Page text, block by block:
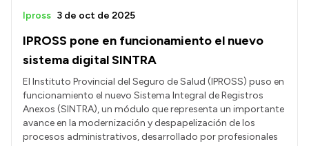
IPROSS pone en funcionamiento el nuevo
sistema digital SINTRA
Ipross 3 de oct de 2025
El Instituto Provincial del Seguro de Salud (IPROSS) puso en
funcionamiento el nuevo Sistema Integral de Registros
Anexos (SINTRA), un módulo que representa un importante
avance en la modernización y despapelización de los
procesos administrativos, desarrollado por profesionales